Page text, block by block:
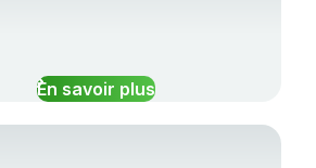
En savoir plus